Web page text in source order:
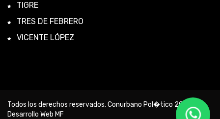
TIGRE
TRES DE FEBRERO
VICENTE LÓPEZ
Todos los derechos reservados. Conurbano Pol�tico 2026 -
Desarrollo Web MF